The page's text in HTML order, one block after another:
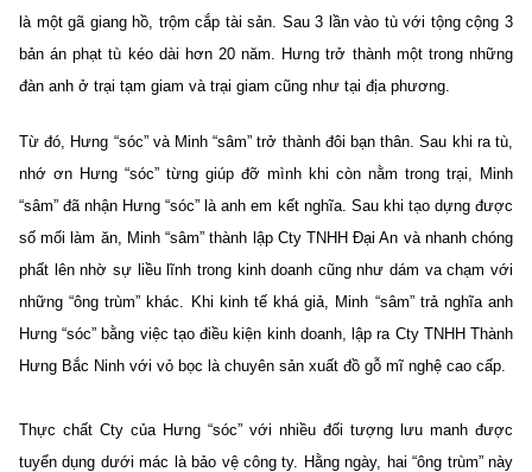
là một gã giang hồ, trộm cắp tài sản. Sau 3 lần vào tù với tộng cộng 3
bản án phạt tù kéo dài hơn 20 năm. Hưng trở thành một trong những
đàn anh ở trại tạm giam và trại giam cũng như tại địa phương.
Từ đó, Hưng “sóc” và Minh “sâm” trở thành đôi bạn thân. Sau khi ra tù,
nhớ ơn Hưng “sóc” từng giúp đỡ mình khi còn nằm trong trại, Minh
“sâm” đã nhận Hưng “sóc” là anh em kết nghĩa. Sau khi tạo dựng được
số mối làm ăn, Minh “sâm” thành lập Cty TNHH Đại An và nhanh chóng
phất lên nhờ sự liều lĩnh trong kinh doanh cũng như dám va chạm với
những “ông trùm” khác. Khi kinh tế khá giả, Minh “sâm” trả nghĩa anh
Hưng “sóc” bằng việc tạo điều kiện kinh doanh, lập ra Cty TNHH Thành
Hưng Bắc Ninh với vỏ bọc là chuyên sản xuất đồ gỗ mĩ nghệ cao cấp.
Thực chất Cty của Hưng “sóc” với nhiều đối tượng lưu manh được
tuyển dụng dưới mác là bảo vệ công ty. Hằng ngày, hai “ông trùm” này